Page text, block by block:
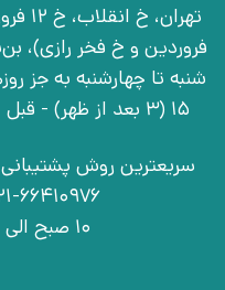
15 (3 بعد از ظهر) - قبل از تشریف آوردن تماس بگیرید
سریعترین روش پشتیبانی
021-66410976 | 09030925756
10 صبح الی 15 (3 بعد از ظهر)